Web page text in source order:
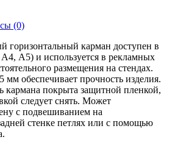
(0)
горизонтальный карман доступен в
А5) и используется в рекламных
размещения на стендах.
мм обеспечивает прочность изделия.
кармана покрыта защитной пленкой,
следует снять. Может
с подвешиванием на
стенке петлях или с помощью